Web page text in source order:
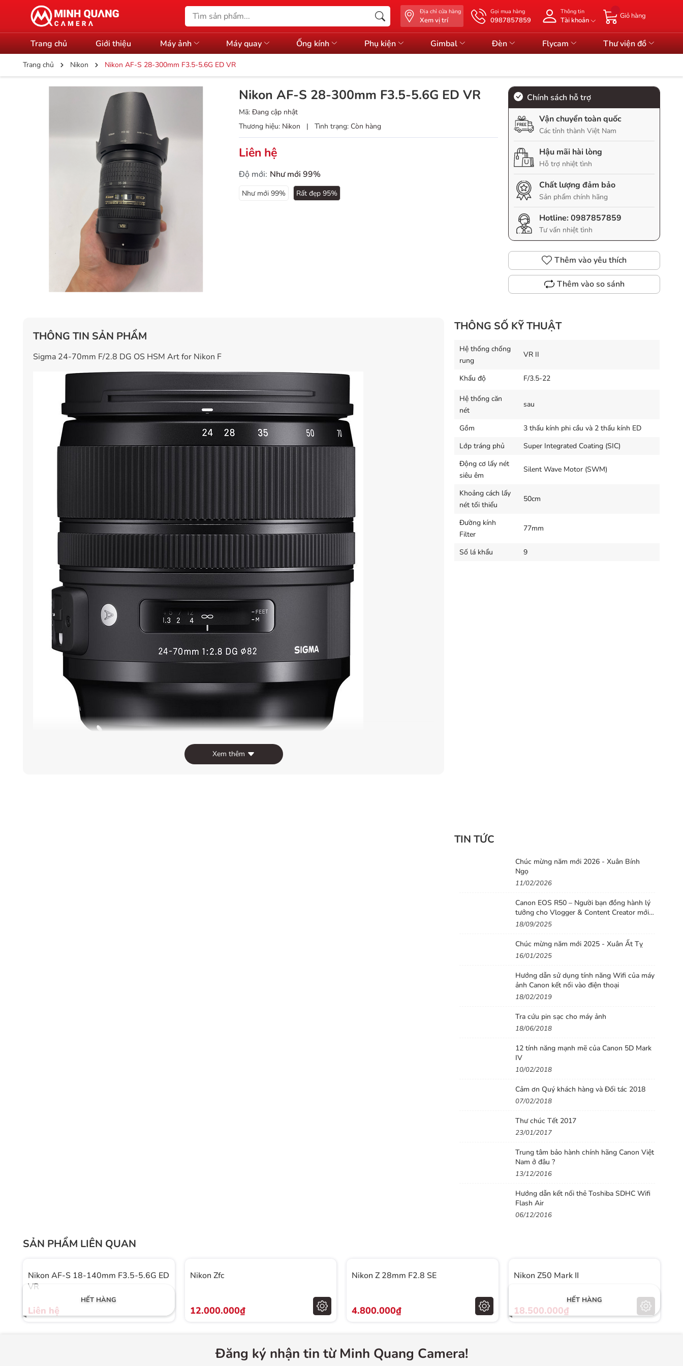
Địa chỉ cửa hàng
Xem vị trí
Gọi mua hàng
0987857859
Thông tin
Tài khoản
Giỏ hàng
Trang chủ Giới thiệu Máy ảnh Máy quay Ống kính Phụ kiện Gimbal Đèn Flycam Thư viện đồ
Trang chủ Nikon Nikon AF-S 28-300mm F3.5-5.6G ED VR
Nikon AF-S 28-300mm F3.5-5.6G ED VR
Mã: Đang cập nhật
Thương hiệu: Nikon | Tình trạng: Còn hàng
Liên hệ
Độ mới: Như mới 99%
Như mới 99% Rất đẹp 95%
Chính sách hỗ trợ
Vận chuyển toàn quốc
Các tỉnh thành Việt Nam
Hậu mãi hài lòng
Hỗ trợ nhiệt tình
Chất lượng đảm bảo
Sản phẩm chính hãng
Hotline:0987857859
Tư vấn nhiệt tình
Thêm vào yêu thích
Thêm vào so sánh
THÔNG TIN SẢN PHẨM
Sigma 24-70mm F/2.8 DG OS HSM Art for Nikon F
làm cho thấu kính gần như phẳng. Công nghệ cao cấp này giúp Nikon gần như hoàn thiện khả năng
dễ dàng và nhanh chóng với nút chuyển A-M trên ống kính. Cơ chế lấy nét bằng tay mượt mà và chính
Xem thêm
THÔNG SỐ KỸ THUẬT
Hệ thống chống
rung
VR II
Khẩu độ F/3.5-22
Hệ thống căn
nét
sau
Gồm
3 thấu kính phi cầu và 2 thấu kính ED
Lớp tráng phủ
Super Integrated Coating (SIC)
Động cơ lấy nét
siêu êm
Silent Wave Motor (SWM)
Khoảng cách lấy
nét tối thiểu
50cm
Đường kính
Filter
77mm
Số lá khẩu 9
TIN TỨC
Chúc mừng năm mới 2026 - Xuân Bính
Ngọ
11/02/2026
Canon EOS R50 – Người bạn đồng hành lý
tưởng cho Vlogger & Content Creator mới
bắt đầu
18/09/2025
Chúc mừng năm mới 2025 - Xuân Ất Tỵ
16/01/2025
Hướng dẫn sử dụng tính năng Wifi của máy
ảnh Canon kết nối vào điện thoại
18/02/2019
Tra cứu pin sạc cho máy ảnh
18/06/2018
12 tính năng mạnh mẽ của Canon 5D Mark
IV
10/02/2018
Cảm ơn Quý khách hàng và Đối tác 2018
07/02/2018
Thư chúc Tết 2017
23/01/2017
Trung tâm bảo hành chính hãng Canon Việt
Nam ở đâu ?
13/12/2016
Hướng dẫn kết nối thẻ Toshiba SDHC Wifi
Flash Air
06/12/2016
SẢN PHẨM LIÊN QUAN
HẾT HÀNG
Nikon AF-S 18-140mm F3.5-5.6G ED
VR
Liên hệ
Nikon Zfc
12.000.000₫
Nikon Z 28mm F2.8 SE
4.800.000₫
HẾT HÀNG
Nikon Z50 Mark II
18.500.000₫
Đăng ký nhận tin từ Minh Quang Camera!